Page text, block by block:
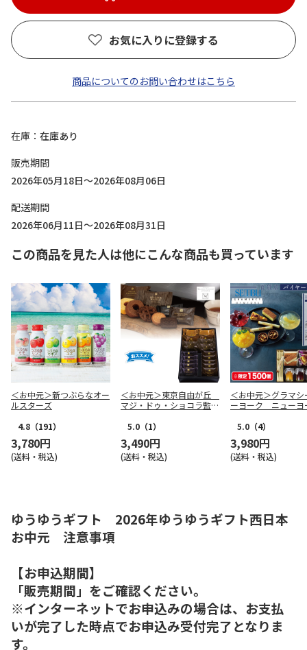
お気に入りに登録する
商品についてのお問い合わせはこちら
在庫
在庫あり
販売期間
2026年05月18日～2026年08月06日
配送期間
2026年06月11日～2026年08月31日
この商品を見た人は他にこんな商品も買っています
＜お中元＞新つぶらなオー
ルスターズ
4.8 （191）
3,780円
(送料・税込)
＜お中元＞東京自由が丘
マジ・ドゥ・ショコラ監修
5.0 （1）
3,490円
(送料・税込)
＜お中元＞グラマシ
ーヨーク ニューヨ
5.0 （4）
3,980円
(送料・税込)
ゆうゆうギフト 2026年ゆうゆうギフト西日本
お中元 注意事項
【お申込期間】
「販売期間」をご確認ください。
※インターネットでお申込みの場合は、お支払
いが完了した時点でお申込み受付完了となりま
す。